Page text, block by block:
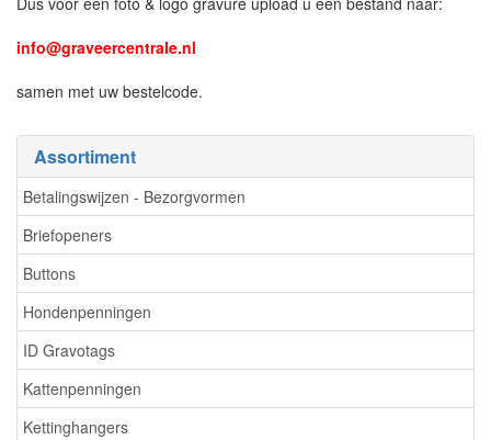
Assortiment
Betalingswijzen - Bezorgvormen
Briefopeners
Buttons
Hondenpenningen
ID Gravotags
Kattenpenningen
Kettinghangers
info@graveercentrale.nl
samen met uw bestelcode.